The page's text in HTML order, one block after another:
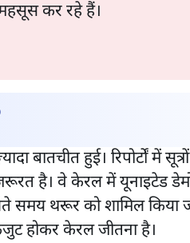
कर रहे हैं।
बातचीत हुई। रिपोर्टों में
है। वे केरल में यूनाइटेड
समय थरूर को शामिल
होकर केरल जीतना है।